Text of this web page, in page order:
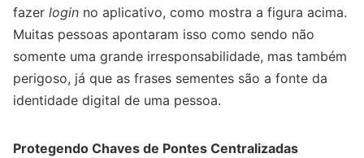
fazer login no aplicativo, como mostra a figura acima.
Muitas pessoas apontaram isso como sendo não
somente uma grande irresponsabilidade, mas também
perigoso, já que as frases sementes são a fonte da
identidade digital de uma pessoa.
Protegendo Chaves de Pontes Centralizadas